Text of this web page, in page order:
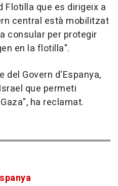
Flotilla que es dirigeix a
central està mobilitzat
consular per protegir
en la flotilla".
del Govern d'Espanya,
que permeti
ha reclamat.